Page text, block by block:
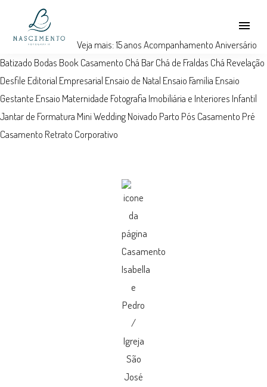
menu
Veja mais:15 anos AcompanhamentoAniversário
Batizado Bodas Book Casamento Chá BarChá de Fraldas Chá Revelação
Desfile Editorial Empresarial Ensaio de Natal Ensaio Família Ensaio
Gestante Ensaio Maternidade Fotografia Imobiliária e Interiores Infantil
Jantar de Formatura Mini WeddingNoivado Parto Pós Casamento Pré
Casamento Retrato Corporativo